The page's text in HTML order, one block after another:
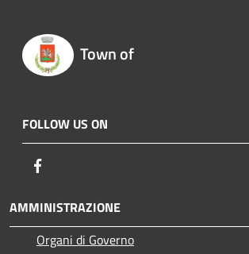
Town of
FOLLOW US ON
AMMINISTRAZIONE
Organi di Governo